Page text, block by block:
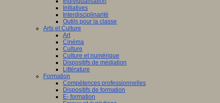
Initiatives
Interdisciplinarité
Outils pour la classe
Arts et Culture
Art
Cinéma
Culture
Culture et numérique
Dispositifs de médiation
Littérature
Formation
Compétences professionnelles
Dispositifs de formation
E- formation